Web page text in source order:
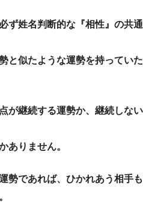
ず姓名判断的な『相性』の共通
と似たような運勢を持っていた
が継続する運勢か、継続しない
ありません。
勢であれば、ひかれあう相手も